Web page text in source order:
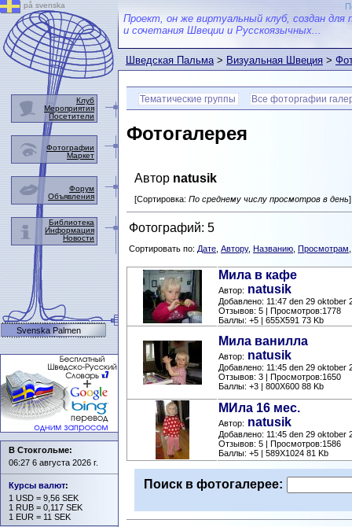
Проект, он же виртуальный клуб, создан для
и сочетания Швеции и Русскоязычных...
Шведская Пальма>Визуальная Швеция>
Тематические группы Все фоторгафии
Фотогалерея
Автор natusik
[Сортировка: По среднему числу просмотров в день]
Фотографий: 5
Сортировать по: Дате Автору, Названию Просмотрам
Мила в кафе
Автор: natusik
Добавлено: 11:47 den 29 oktober
Отзывов: 5 | Просмотров:1778
Баллы: +5 | 655X591 73 Kb
Мила ванилла
Автор: natusik
Добавлено: 11:45 den 29 oktober
Отзывов: 3 | Просмотров:1650
Баллы: +3 | 800X600 88 Kb
МИла 16 мес.
Автор: natusik
Добавлено: 11:45 den 29 oktober
Отзывов: 5 | Просмотров:1586
Баллы: +5 | 589X1024 81 Kb
Поиск в фотогалерее:
på svenska
Клуб
Мероприятия
Посетители
Фотографии
Маркет
Форум
Объявления
Библиотека
Информация
Новости
Svenska Palmen
В Стокгольме:
06:27 6 августа 2026 г.
Курсы валют:
1 USD = 9,56 SEK
1 RUB = 0,117 SEK
1 EUR = 11 SEK